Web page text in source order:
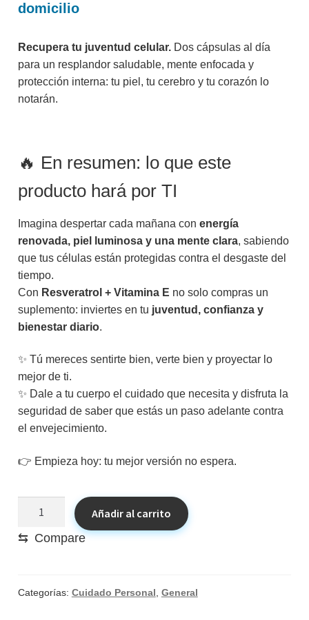
domicilio
Recupera tu juventud celular.Dos cápsulas al día
para un resplandor saludable, mente enfocada y
protección interna: tu piel, tu cerebro y tu corazón lo
notarán.
🔥 En resumen: lo que este
producto hará por TI
Imagina despertar cada mañana con energía
renovada, piel luminosa y una mente clara, sabiendo
que tus células están protegidas contra el desgaste del
tiempo.
Con Resveratrol + Vitamina E no solo compras un
suplemento: inviertes en tu juventud, confianza y
bienestar diario.
✨ Tú mereces sentirte bien, verte bien y proyectar lo
mejor de ti.
✨ Dale a tu cuerpo el cuidado que necesita y disfruta la
seguridad de saber que estás un paso adelante contra
el envejecimiento.
👉 Empieza hoy: tu mejor versión no espera.
Vitamina
Escudo
Añadir al carrito
⇆ Compare
Categorías: Cuidado Personal General